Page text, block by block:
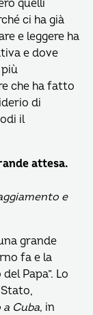
quelli
ci ha già
e leggere ha
e dove
che ha fatto
di
il
attesa.
e
grande
fa e la
Papa”. Lo
Cuba, in